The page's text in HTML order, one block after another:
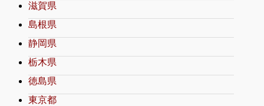
滋賀県
島根県
静岡県
栃木県
徳島県
東京都